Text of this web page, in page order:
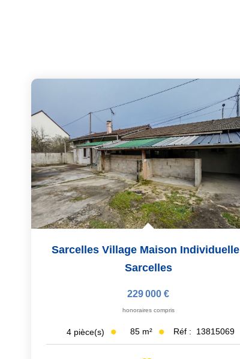
Sarcelles Village Maison Individuelle
Sarcelles
229 000 €
honoraires compris
4 pièce(s) 85 m² Réf : 13815069